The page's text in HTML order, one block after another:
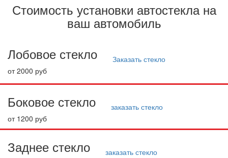
Стоимость установки автостекла на
ваш автомобиль
Лобовое стекло
от 2000 руб
Заказать стекло
Боковое стекло
от 1200 руб
заказать стекло
Заднее стекло заказать стекло